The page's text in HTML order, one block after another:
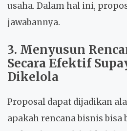
usaha. Dalam hal ini,
jawabannya.
3. Menyusun
Secara Efektif
Dikelola
Proposal dapat dijadikan
apakah rencana bisnis bisa